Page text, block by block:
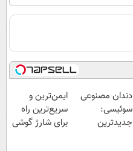
دندان مصنوعی
سوئیسی:
جدیدترین
ایمن‌ترین و
سریع‌ترین راه
برای شارژ گوشی